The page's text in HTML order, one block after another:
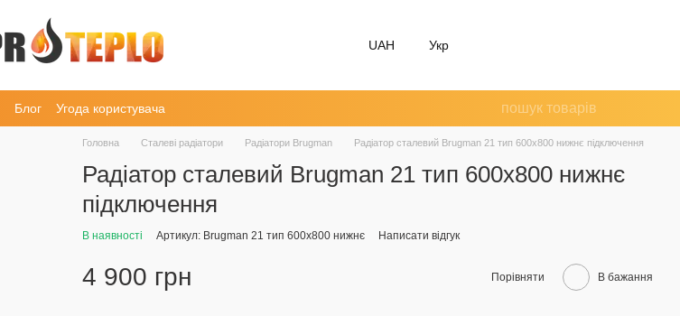
UAH Укр
Блог Угода користувача
Головна Сталеві радіатори Радіатори Brugman Радіатор сталевий Brugman 21 тип 600х800 нижнє підключення
Радіатор сталевий Brugman 21 тип 600х800 нижнє
підключення
В наявності Артикул: Brugman 21 тип 600х800 нижнє Написати відгук
4 900 грн Порівняти В бажання